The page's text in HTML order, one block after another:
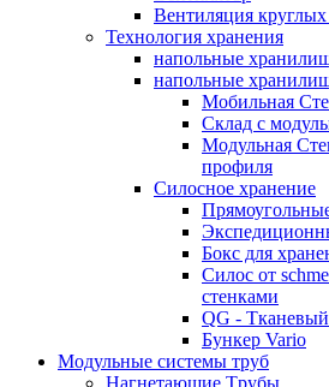
Вентиляция круглых
Технология хранения
напольныe
напольныe
Мобильная
Склад с
Модульная
профиля
Силосное хранение
Бокс для
Силос от
стенками
QG -
Бункер Vario
Модульные системы труб
Нагнетающие Tрубы